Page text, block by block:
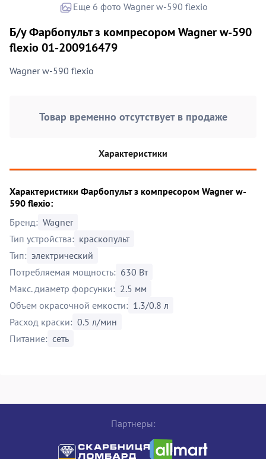
Еще 6 фото Wagner w-590 flexio
Б/у Фарбопульт з компресором Wagner w-590
flexio 01-200916479
Wagner w-590 flexio
Товар временно отсутствует в продаже
Характеристики
Характеристики Фарбопульт з компресором Wagner w-
590 flexio:
Бренд: Wagner
Тип устройства: краскопульт
Тип: электрический
Потребляемая мощность: 630 Вт
Макс. диаметр форсунки: 2.5 мм
Объем окрасочной емкости: 1.3/0.8 л
Расход краски: 0.5 л/мин
Питание: сеть
Партнеры: